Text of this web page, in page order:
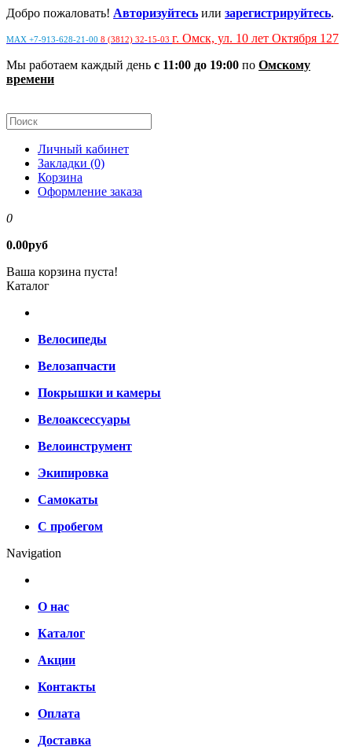
Добро пожаловать! Авторизуйтесь или зарегистрируйтесь.
MAX +7-913-628-21-00 8 (3812) 32-15-03 г. Омск, ул. 10 лет Октября 127
Мы работаем каждый день с 11:00 до 19:00 по Омскому
времени
Личный кабинет
Закладки (0)
Корзина
Оформление заказа
0
0.00руб
Ваша корзина пуста!
Каталог
Велосипеды
Велозапчасти
Покрышки и камеры
Велоаксессуары
Велоинструмент
Экипировка
Самокаты
С пробегом
Navigation
О нас
Каталог
Акции
Контакты
Оплата
Доставка